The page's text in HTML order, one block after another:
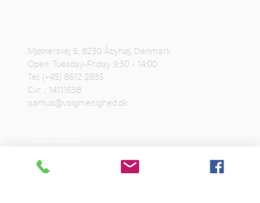
Mjølnersvej 6, 8230 Åbyhøj, Denmark
Open: Tuesday-Friday 9:30 - 14:00
Tel: (+45) 8612 2835
Cvr .: 14111638
aarhus@valgmenighed.dk